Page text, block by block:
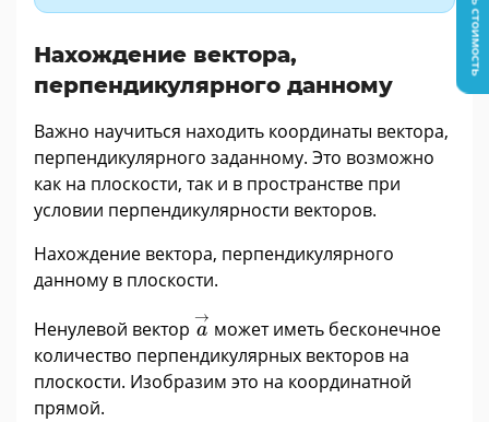
Нахождение вектора,
перпендикулярного данному
Важно научиться находить координаты вектора,
перпендикулярного заданному. Это возможно
как на плоскости, так и в пространстве при
условии перпендикулярности векторов.
Нахождение вектора, перпендикулярного
данному в плоскости.
Ненулевой вектор
→
a
a→
может иметь бесконечное
количество перпендикулярных векторов на
плоскости. Изобразим это на координатной
прямой.